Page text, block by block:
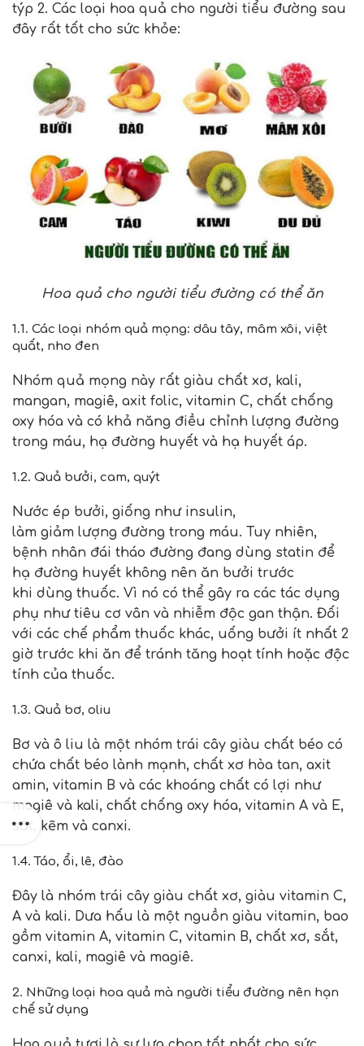
týp 2. Các loại hoa quả cho người tiểu đường sau
đây rất tốt cho sức khỏe:
Hoa quả cho người tiểu đường có thể ăn
1.1. Các loại nhóm quả mọng: dâu tây, mâm xôi, việt
quất, nho đen
Nhóm quả mọng này rất giàu chất xơ, kali,
mangan, magiê, axit folic, vitamin C, chất chống
oxy hóa và có khả năng điều chỉnh lượng đường
trong máu, hạ đường huyết và hạ huyết áp.
1.2. Quả bưởi, cam, quýt
Nước ép bưởi, giống như insulin,
làm giảm lượng đường trong máu. Tuy nhiên,
bệnh nhân đái tháo đường đang dùng statin để
hạ đường huyết không nên ăn bưởi trước
khi dùng thuốc. Vì nó có thể gây ra các tác dụng
phụ như tiêu cơ vân và nhiễm độc gan thận. Đối
với các chế phẩm thuốc khác, uống bưởi ít nhất 2
giờ trước khi ăn để tránh tăng hoạt tính hoặc độc
tính của thuốc.
1.3. Quả bơ, oliu
Bơ và ô liu là một nhóm trái cây giàu chất béo có
chứa chất béo lành mạnh, chất xơ hòa tan, axit
amin, vitamin B và các khoáng chất có lợi như
magiê và kali, chất chống oxy hóa, vitamin A và E,
sắt, kẽm và canxi.
1.4. Táo, ổi, lê, đào
Đây là nhóm trái cây giàu chất xơ, giàu vitamin C,
A và kali. Dưa hấu là một nguồn giàu vitamin, bao
gồm vitamin A, vitamin C, vitamin B, chất xơ, sắt,
canxi, kali, magiê và magiê.
2. Những loại hoa quả mà người tiểu đường nên hạn
chế sử dụng